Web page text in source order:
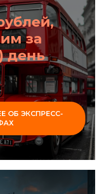
за
день
ОБ ЭКСПРЕСС-